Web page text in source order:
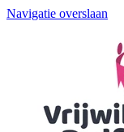
Navigatie overslaan